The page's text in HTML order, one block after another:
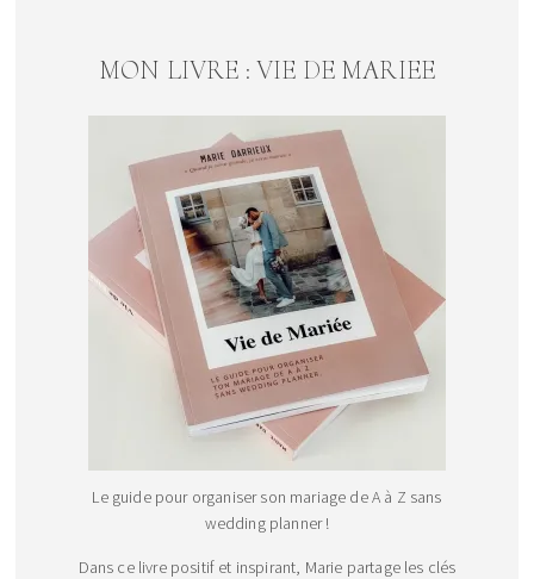
MON LIVRE : VIE DE MARIEE
Le guide pour organiser son mariage de A à Z sans
wedding planner !
Dans ce livre positif et inspirant, Marie partage les clés